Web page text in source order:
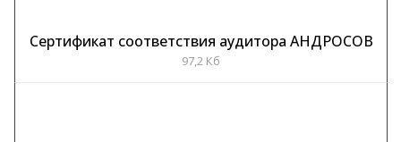
Сертификат соответствия аудитора АНДРОСОВ
97,2 Кб